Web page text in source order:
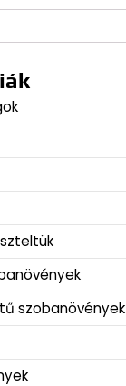
szobanövények